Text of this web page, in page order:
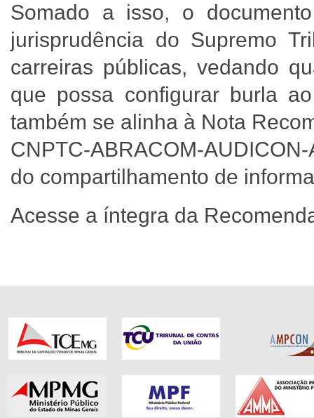
Somado a isso, o
jurisprudência do Supremo
carreiras públicas, vedando
que possa configurar burla
também se alinha à Nota
CNPTC-ABRACOM-
do compartilhamento de
Acesse a íntegra da